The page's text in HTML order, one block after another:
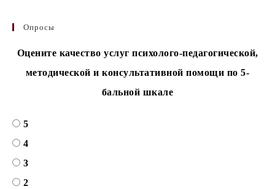
Опросы
Оцените качество услуг психолого-педагогической,
методической и консультативной помощи по 5-
бальной шкале
5
4
3
2